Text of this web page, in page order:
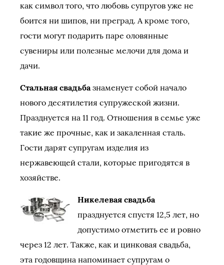
как символ того, что любовь супругов уже не
боится ни шипов, ни преград. А кроме того,
гости могут подарить паре оловянные
сувениры или полезные мелочи для дома и
дачи.
Стальная свадьбазнаменует собой начало
нового десятилетия супружеской жизни.
Празднуется на 11 год. Отношения в семье уже
такие же прочные, как и закаленная сталь.
Гости дарят супругам изделия из
нержавеющей стали, которые пригодятся в
хозяйстве.
Никелевая свадьба
празднуется спустя 12,5 лет, но
допустимо отметить ее и ровно
через 12 лет. Также, как и цинковая свадьба,
эта годовщина напоминает супругам о